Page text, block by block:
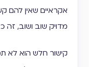
אקראיים שאין להם
מדויק שוב ושוב,
קישור חלש הוא לא